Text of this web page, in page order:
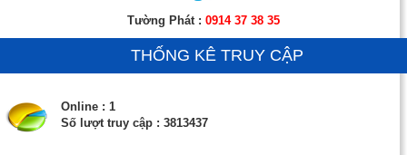
Tường Phát : 0914 37 38 35
THỐNG KÊ TRUY CẬP
Online : 1
Số lượt truy cập : 3813437